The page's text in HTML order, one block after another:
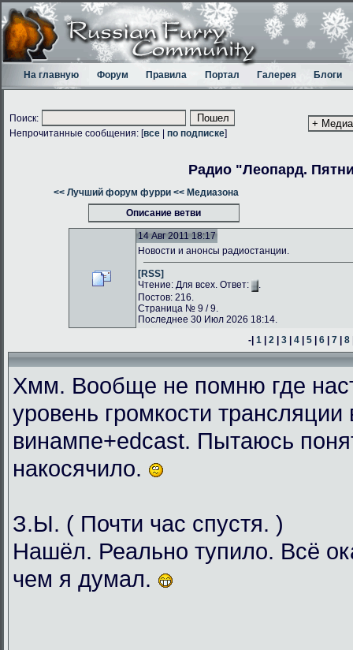
На главную Форум Правила Портал Галерея Блоги
Поиск:
Непрочитанные сообщения: [все по подписке]
Радио "Леопард.
<< Лучший форум фурри << Медиазона
Описание ветви
14 Авг 2011 18:17
Новости и анонсы радиостанции.
[RSS]
Чтение: Для всех. Ответ:
.
Постов: 216.
Страница № 9 / 9.
Последнее 30 Июл 2026 18:14.
-|1 |2 |3 |4 |5 |6 |7 |8
Хмм. Вообще не помню где
уровень громкости трансляции
винампе+edcast. Пытаюсь
накосячило.
З.Ы. ( Почти час спустя. )
Нашёл. Реально тупило. Всё
чем я думал.